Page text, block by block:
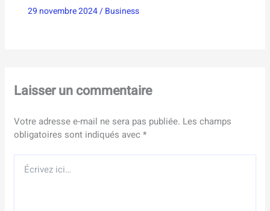
29 novembre 2024/Business
Laisser un commentaire
Votre adresse e-mail ne sera pas publiée. Les champs
obligatoires sont indiqués avec*
ici…